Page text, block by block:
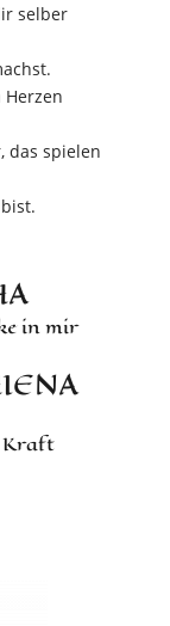
selber
das spielen
in mir
Kraft